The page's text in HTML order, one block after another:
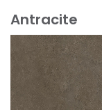
Antracite